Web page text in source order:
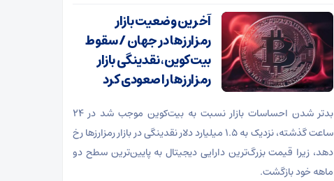
آخرین وضعیت بازار
رمزارزها در جهان / سقوط
بیت‌کوین، نقدینگی‌ بازار
رمزارزها را صعودی کرد
بدتر شدن احساسات بازار نسبت به بیت‌کوین موجب شد در ۲۴
ساعت گذشته، نزدیک به ۱.۵ میلیارد دلار نقدینگی در بازار رمزارزها رخ
دهد، زیرا قیمت بزرگ‌ترین دارایی دیجیتال به پایین‌ترین سطح دو
ماهه خود بازگشت.